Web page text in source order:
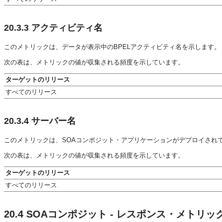
20.3.3 アクティビティ名
このメトリックは、データが表示中のBPELアクティビティ名を示します。
次の表は、メトリックの値が収集される頻度を示しています。
ターゲットのリリース
すべてのリリース
20.3.4 サーバー名
このメトリックは、SOAコンポジット・アプリケーションがデプロイされ
次の表は、メトリックの値が収集される頻度を示しています。
ターゲットのリリース
すべてのリリース
20.4 SOAコンポジット - レスポンス・メトリッ